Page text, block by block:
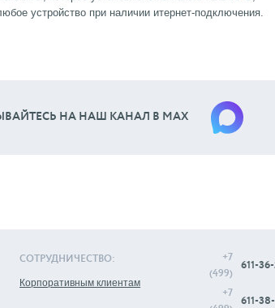
устройство при наличии итернет-подключения.
НА НАШ КАНАЛ В МАХ
СОТРУДНИЧЕСТВО:
Корпоративным клиентам
+7
(499)
611-36-
+7
611-